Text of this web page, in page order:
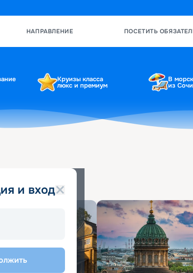
НАПРАВЛЕНИЕ ПОСЕТИТЬ
Круизы класса
люкс и премиум
В
из Сочи
и вход
круизы